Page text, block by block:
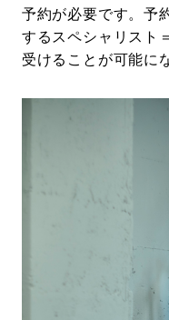
予約が必要です。予
するスペシャリスト
受けることが可能に